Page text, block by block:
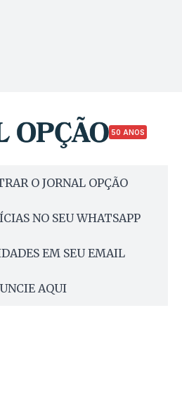
50 ANOS
O JORNAL OPÇÃO
NO SEU WHATSAPP
EM SEU EMAIL
AQUI